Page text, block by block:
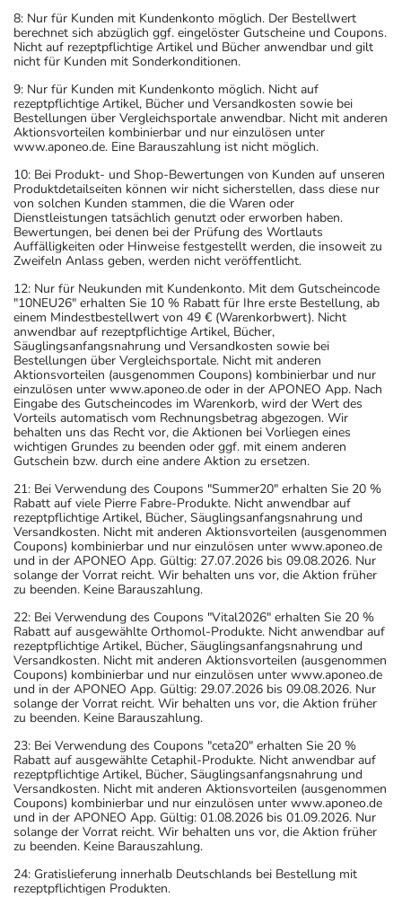
8: Nur für Kunden mit Kundenkonto möglich. Der Bestellwert
berechnet sich abzüglich ggf. eingelöster Gutscheine und Coupons.
Nicht auf rezeptpflichtige Artikel und Bücher anwendbar und gilt
nicht für Kunden mit Sonderkonditionen.
9: Nur für Kunden mit Kundenkonto möglich. Nicht auf
rezeptpflichtige Artikel, Bücher und Versandkosten sowie bei
Bestellungen über Vergleichsportale anwendbar. Nicht mit anderen
Aktionsvorteilen kombinierbar und nur einzulösen unter
www.aponeo.de. Eine Barauszahlung ist nicht möglich.
10: Bei Produkt- und Shop-Bewertungen von Kunden auf unseren
Produktdetailseiten können wir nicht sicherstellen, dass diese nur
von solchen Kunden stammen, die die Waren oder
Dienstleistungen tatsächlich genutzt oder erworben haben.
Bewertungen, bei denen bei der Prüfung des Wortlauts
Auffälligkeiten oder Hinweise festgestellt werden, die insoweit zu
Zweifeln Anlass geben, werden nicht veröffentlicht.
12: Nur für Neukunden mit Kundenkonto. Mit dem Gutscheincode
"10NEU26" erhalten Sie 10 % Rabatt für Ihre erste Bestellung, ab
einem Mindestbestellwert von 49 € (Warenkorbwert). Nicht
anwendbar auf rezeptpflichtige Artikel, Bücher,
Säuglingsanfangsnahrung und Versandkosten sowie bei
Bestellungen über Vergleichsportale. Nicht mit anderen
Aktionsvorteilen (ausgenommen Coupons) kombinierbar und nur
einzulösen unter www.aponeo.de oder in der APONEO App. Nach
Eingabe des Gutscheincodes im Warenkorb, wird der Wert des
Vorteils automatisch vom Rechnungsbetrag abgezogen. Wir
behalten uns das Recht vor, die Aktionen bei Vorliegen eines
wichtigen Grundes zu beenden oder ggf. mit einem anderen
Gutschein bzw. durch eine andere Aktion zu ersetzen.
21: Bei Verwendung des Coupons "Summer20" erhalten Sie 20 %
Rabatt auf viele Pierre Fabre-Produkte. Nicht anwendbar auf
rezeptpflichtige Artikel, Bücher, Säuglingsanfangsnahrung und
Versandkosten. Nicht mit anderen Aktionsvorteilen (ausgenommen
Coupons) kombinierbar und nur einzulösen unter www.aponeo.de
und in der APONEO App. Gültig: 27.07.2026 bis 09.08.2026. Nur
solange der Vorrat reicht. Wir behalten uns vor, die Aktion früher
zu beenden. Keine Barauszahlung.
22: Bei Verwendung des Coupons "Vital2026" erhalten Sie 20 %
Rabatt auf ausgewählte Orthomol-Produkte. Nicht anwendbar auf
rezeptpflichtige Artikel, Bücher, Säuglingsanfangsnahrung und
Versandkosten. Nicht mit anderen Aktionsvorteilen (ausgenommen
Coupons) kombinierbar und nur einzulösen unter www.aponeo.de
und in der APONEO App. Gültig: 29.07.2026 bis 09.08.2026. Nur
solange der Vorrat reicht. Wir behalten uns vor, die Aktion früher
zu beenden. Keine Barauszahlung.
23: Bei Verwendung des Coupons "ceta20" erhalten Sie 20 %
Rabatt auf ausgewählte Cetaphil-Produkte. Nicht anwendbar auf
rezeptpflichtige Artikel, Bücher, Säuglingsanfangsnahrung und
Versandkosten. Nicht mit anderen Aktionsvorteilen (ausgenommen
Coupons) kombinierbar und nur einzulösen unter www.aponeo.de
und in der APONEO App. Gültig: 01.08.2026 bis 01.09.2026. Nur
solange der Vorrat reicht. Wir behalten uns vor, die Aktion früher
zu beenden. Keine Barauszahlung.
24: Gratislieferung innerhalb Deutschlands bei Bestellung mit
rezeptpflichtigen Produkten.